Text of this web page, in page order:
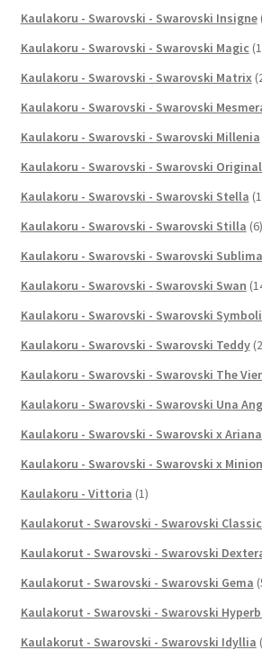
Kaulakoru - Swarovski - Swarovski Insigne
Kaulakoru - Swarovski - Swarovski Magic
Kaulakoru - Swarovski - Swarovski Matrix
Kaulakoru - Swarovski - Swarovski
Kaulakoru - Swarovski - Swarovski Millenia
Kaulakoru - Swarovski - Swarovski
Kaulakoru - Swarovski - Swarovski Stella
Kaulakoru - Swarovski - Swarovski Stilla (6)
Kaulakoru - Swarovski - Swarovski Sublima
Kaulakoru - Swarovski - Swarovski Swan
Kaulakoru - Swarovski - Swarovski
Kaulakoru - Swarovski - Swarovski Teddy
Kaulakoru - Swarovski - Swarovski The
Kaulakoru - Swarovski - Swarovski Una
Kaulakoru - Swarovski - Swarovski x
Kaulakoru - Swarovski - Swarovski x
Kaulakoru - Vittoria (1)
Kaulakorut - Swarovski - Swarovski
Kaulakorut - Swarovski - Swarovski
Kaulakorut - Swarovski - Swarovski Gema
Kaulakorut - Swarovski - Swarovski
Kaulakorut - Swarovski - Swarovski Idyllia